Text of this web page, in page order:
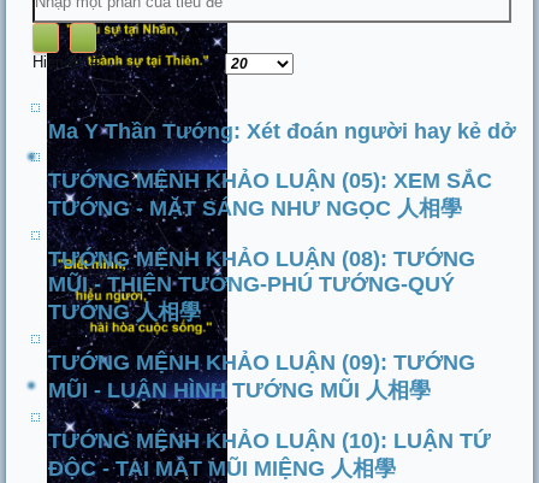
Hiển thị #
Ma Y Thần Tướng: Xét đoán người hay kẻ dở
TƯỚNG MỆNH KHẢO LUẬN (05): XEM SẮC
TƯỚNG - MẶT SÁNG NHƯ NGỌC 人相學
TƯỚNG MỆNH KHẢO LUẬN (08): TƯỚNG
MŨI - THIỆN TƯỚNG-PHÚ TƯỚNG-QUÝ
TƯỚNG 人相學
TƯỚNG MỆNH KHẢO LUẬN (09): TƯỚNG
MŨI - LUẬN HÌNH TƯỚNG MŨI 人相學
TƯỚNG MỆNH KHẢO LUẬN (10): LUẬN TỨ
ĐỘC - TAI MẮT MŨI MIỆNG 人相學